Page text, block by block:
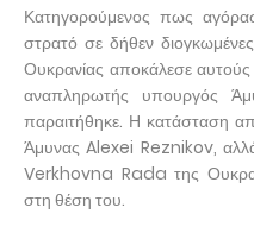
Κατηγορούμενος πως
στρατό σε δήθεν
Ουκρανίας αποκάλεσε αυτούς
αναπληρωτής υπουργός
παραιτήθηκε. Η κατάσταση
Άμυνας Alexei Reznikov,
Verkhovna Rada της
στη θέση του.